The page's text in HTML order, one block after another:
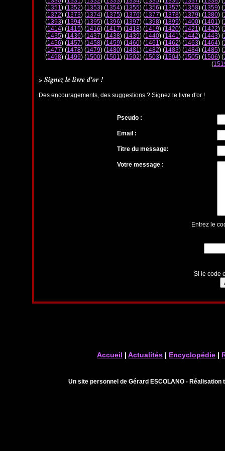
(1351) (1352) (1353) (1354) (1355) (1356) (1357) (1358) (1359) (
(1372) (1373) (1374) (1375) (1376) (1377) (1378) (1379) (1380) (
(1393) (1394) (1395) (1396) (1397) (1398) (1399) (1400) (1401) (
(1414) (1415) (1416) (1417) (1418) (1419) (1420) (1421) (1422) (
(1435) (1436) (1437) (1438) (1439) (1440) (1441) (1442) (1443) (
(1456) (1457) (1458) (1459) (1460) (1461) (1462) (1463) (1464) (
(1477) (1478) (1479) (1480) (1481) (1482) (1483) (1484) (1485) (
(1498) (1499) (1500) (1501) (1502) (1503) (1504) (1505) (1506) (
(
» Signez le livre d'or !
Des encouragements, des suggestions ? Signez le livre d'or !
Pseudo :
Email :
Titre du message:
Votre message :
Entrez le
Si le code
Accueil |Actualités | Encyclopédie |
Un site personnel de Gérard ESCOLANO -